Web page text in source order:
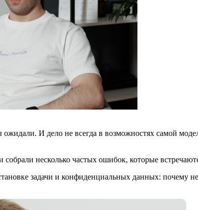
И дело не всегда в возможностях самой
несколько частых ошибок, которые
задачи и конфиденциальных данных: почему